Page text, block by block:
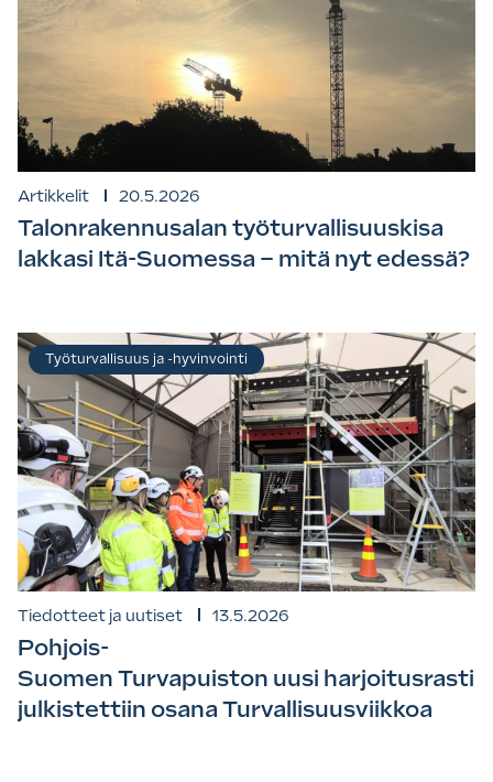
Artikkelit 20.5.2026
Talonrakennusalan työturvallisuuskisa
lakkasi Itä-Suomessa – mitä nyt edessä?
Tiedotteet ja uutiset 13.5.2026
Pohjois-
Suomen Turvapuiston uusi harjoitusrasti
julkistettiin osana Turvallisuusviikkoa
Työturvallisuus ja -hyvinvointi